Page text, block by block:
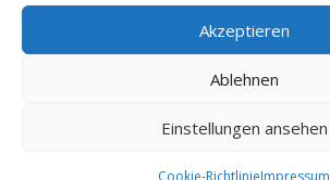
Akzeptieren
Ablehnen
Einstellungen ansehen
Cookie-RichtlinieImpressum
Ingelheim am Rhein